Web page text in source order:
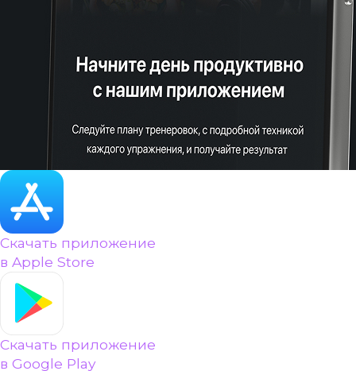
Скачать приложение
в Apple Store
Скачать приложение
в Google Play